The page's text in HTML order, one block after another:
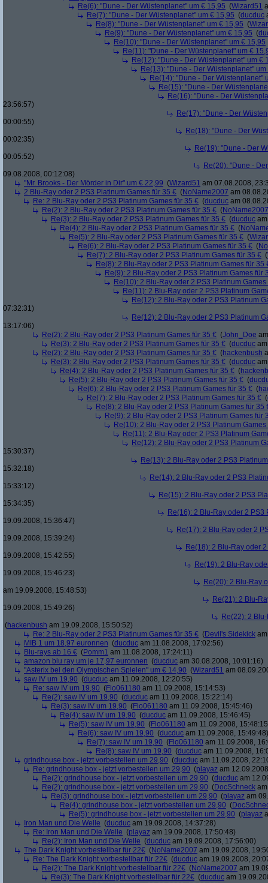
Re(6): "Dune - Der Wüstenplanet" um € 15,95 (Wizard51
Re(7): "Dune - Der Wüstenplanet" um € 15,95 (ducduc
Re(8): "Dune - Der Wüstenplanet" um € 15,95 (
Re(9): "Dune - Der Wüstenplanet" um € 15,95 (
Re(10): "Dune - Der Wüstenplanet" um € 15,95
Re(11): "Dune - Der Wüstenplanet" um €
Re(12): "Dune - Der Wüstenplanet" um €
Re(13): "Dune - Der Wüstenplanet"
Re(14): "Dune - Der Wüstenplanet"
Re(15): "Dune - Der
Re(16): "Dune - Der
23:56:57)
Re(17): "Dune - Der
00:00:55)
Re(18): "Dune - Der
00:02:35)
Re(19): "Dune - Der
00:05:52)
Re(20): "Dune -
09.08.2008, 00:12:08)
"Mr. Brooks - Der Mörder in Dir" um € 22,99 (Wizard51 am 07.08.2008,
2 Blu-Ray oder 2 PS3 Platinum Games für 35 € (NoName2007 am
Re: 2 Blu-Ray oder 2 PS3 Platinum Games für 35 € (ducduc am
Re(2): 2 Blu-Ray oder 2 PS3 Platinum Games für 35 € (NoName2007
Re(3): 2 Blu-Ray oder 2 PS3 Platinum Games für 35 € (ducduc
Re(4): 2 Blu-Ray oder 2 PS3 Platinum Games für 35 € (
Re(5): 2 Blu-Ray oder 2 PS3 Platinum Games für 35 € (
Re(6): 2 Blu-Ray oder 2 PS3 Platinum Games für 35 € (
Re(7): 2 Blu-Ray oder 2 PS3 Platinum Games für 35 € (
Re(8): 2 Blu-Ray oder 2 PS3 Platinum Games für 35
Re(9): 2 Blu-Ray oder 2 PS3 Platinum Games für
Re(10): 2 Blu-Ray oder 2 PS3 Platinum Games
Re(11): 2 Blu-Ray oder 2 PS3 Platinum
Re(12): 2 Blu-Ray oder 2 PS3 Platinum
07:32:31)
Re(12): 2 Blu-Ray oder 2 PS3 Platinum
13:17:06)
Re(2): 2 Blu-Ray oder 2 PS3 Platinum Games für 35 € (John_Doe
Re(3): 2 Blu-Ray oder 2 PS3 Platinum Games für 35 € (ducduc
Re(2): 2 Blu-Ray oder 2 PS3 Platinum Games für 35 € (hackenbush
Re(3): 2 Blu-Ray oder 2 PS3 Platinum Games für 35 € (ducduc
Re(4): 2 Blu-Ray oder 2 PS3 Platinum Games für 35 € (
Re(5): 2 Blu-Ray oder 2 PS3 Platinum Games für 35 € (
Re(6): 2 Blu-Ray oder 2 PS3 Platinum Games für 35 € (
Re(7): 2 Blu-Ray oder 2 PS3 Platinum Games für 35 € (
Re(8): 2 Blu-Ray oder 2 PS3 Platinum Games für 35
Re(9): 2 Blu-Ray oder 2 PS3 Platinum Games für
Re(10): 2 Blu-Ray oder 2 PS3 Platinum Games
Re(11): 2 Blu-Ray oder 2 PS3 Platinum
Re(12): 2 Blu-Ray oder 2 PS3 Platinum
15:30:37)
Re(13): 2 Blu-Ray oder 2 PS3
15:32:18)
Re(14): 2 Blu-Ray oder 2 PS3
15:33:12)
Re(15): 2 Blu-Ray oder 2 PS3
15:34:35)
Re(16): 2 Blu-Ray oder 2 PS3
19.09.2008, 15:36:47)
Re(17): 2 Blu-Ray oder 2
19.09.2008, 15:39:24)
Re(18): 2 Blu-Ray oder
19.09.2008, 15:42:55)
Re(19): 2 Blu-Ray
19.09.2008, 15:46:23)
Re(20): 2 Blu-Ray
am 19.09.2008, 15:48:53)
Re(21): 2 Blu-
19.09.2008, 15:49:26)
Re(22): 2
(hackenbush am 19.09.2008, 15:50:52)
Re: 2 Blu-Ray oder 2 PS3 Platinum Games für 35 € (Devil's Sidekick
MIB 1 um 18,97 euronnen (ducduc am 11.08.2008, 17:02:56)
Blu-rays ab 16 € (Pomm1 am 11.08.2008, 17:24:11)
amazon blu ray um je 17,97 euronnen (ducduc am 30.08.2008, 10:01:16)
"Asterix bei den Olympischen Spielen" um € 14,90 (Wizard51 am
saw IV um 19,90 (ducduc am 11.09.2008, 12:20:55)
Re: saw IV um 19,90 (Flo061180 am 11.09.2008, 15:14:53)
Re(2): saw IV um 19,90 (ducduc am 11.09.2008, 15:22:14)
Re(3): saw IV um 19,90 (Flo061180 am 11.09.2008, 15:45:46)
Re(4): saw IV um 19,90 (ducduc am 11.09.2008, 15:46:45)
Re(5): saw IV um 19,90 (Flo061180 am 11.09.2008,
Re(6): saw IV um 19,90 (ducduc am 11.09.2008, 15:49:48)
Re(7): saw IV um 19,90 (Flo061180 am 11.09.2008,
Re(8): saw IV um 19,90 (ducduc am 11.09.2008,
grindhouse box - jetzt vorbestellen um 29,90 (ducduc am 11.09.2008,
Re: grindhouse box - jetzt vorbestellen um 29,90 (playaz am
Re(2): grindhouse box - jetzt vorbestellen um 29,90 (ducduc am
Re(2): grindhouse box - jetzt vorbestellen um 29,90 (DocSchneck
Re(3): grindhouse box - jetzt vorbestellen um 29,90 (playaz am
Re(4): grindhouse box - jetzt vorbestellen um 29,90 (
Re(5): grindhouse box - jetzt vorbestellen um 29,90 (playaz
Iron Man und Die Welle (ducduc am 19.09.2008, 14:37:28)
Re: Iron Man und Die Welle (playaz am 19.09.2008, 17:50:48)
Re(2): Iron Man und Die Welle (ducduc am 19.09.2008, 17:56:00)
The Dark Knight vorbestellbar für 22€ (NoName2007 am 19.09.2008,
Re: The Dark Knight vorbestellbar für 22€ (ducduc am 19.09.2008,
Re(2): The Dark Knight vorbestellbar für 22€ (NoName2007 am
Re(3): The Dark Knight vorbestellbar für 22€ (ducduc am